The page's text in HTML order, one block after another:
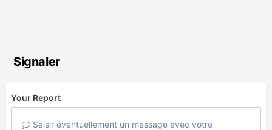
Signaler
Your Report
Saisir éventuellement un message avec votre